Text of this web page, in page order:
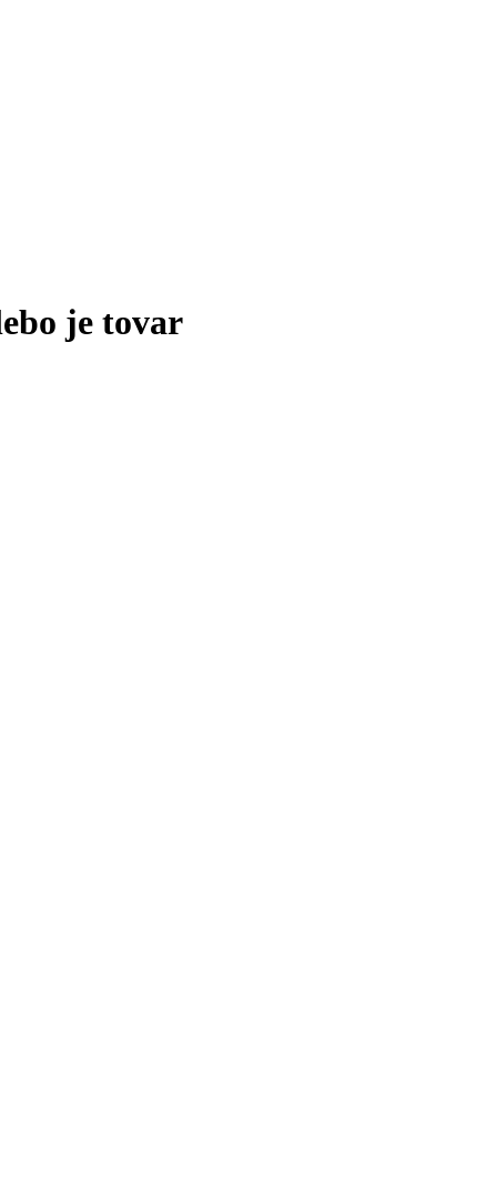
je tovar